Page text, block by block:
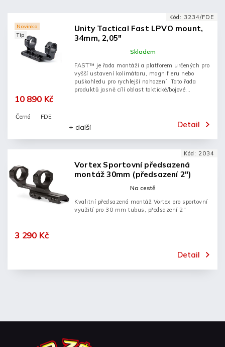
Abecedně
Novinka
Tip
Unity Tactical Fast LPVO mount,
34mm, 2,05"
Skladem
10 890 Kč
Detail
FAST™ je řada montáží a platforem určených pro
vyšší ustavení kolimátoru, magnifieru nebo
puškohledu pro rychlejší nahození. Tato řada
produktů jasně cílí oblast taktické/bojové...
Černá FDE
+ další
Kód: 3234/FDE
Vortex Sportovní předsazená
montáž 30mm (předsazení 2")
Na cestě
3 290 Kč
Detail
Kvalitní předsazená montáž Vortex pro sportovní
využití pro 30 mm tubus, předsazení 2"
Kód: 2034